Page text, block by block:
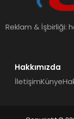
Reklam & İşbirliği:
Hakkımızda
İletişimKünye